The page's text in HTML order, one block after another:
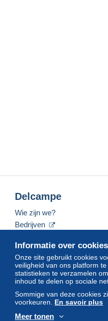
Informatie over cookies
Onze site gebruikt cookies
veiligheid van ons platform
statistieken te verzamelen
inhoud te delen op sociale
Sommige van deze cookies
voorkeuren. En savoir plus
Meer tonen
Delcampe
Wie zijn we?
Bedrijven
Neem contact met ons op
© Delcampe International srl.